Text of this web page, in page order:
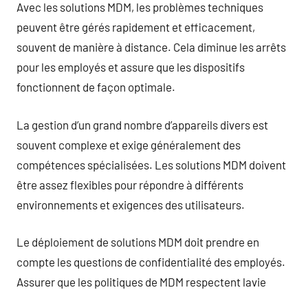
Avec les solutions MDM, les problèmes techniques
peuvent être gérés rapidement et efficacement,
souvent de manière à distance. Cela diminue les arrêts
pour les employés et assure que les dispositifs
fonctionnent de façon optimale.
La gestion d’un grand nombre d’appareils divers est
souvent complexe et exige généralement des
compétences spécialisées. Les solutions MDM doivent
être assez flexibles pour répondre à différents
environnements et exigences des utilisateurs.
Le déploiement de solutions MDM doit prendre en
compte les questions de confidentialité des employés.
Assurer que les politiques de MDM respectent lavie